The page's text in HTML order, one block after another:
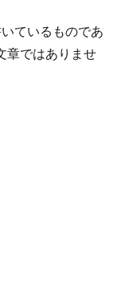
ているものであ
章ではありませ